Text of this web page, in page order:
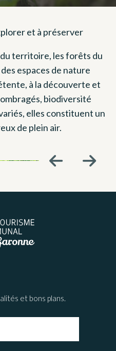
et à préserver
territoire, les forêts du
espaces de nature
à la découverte et
biodiversité
elles constituent un
de plein air.
et bons plans.